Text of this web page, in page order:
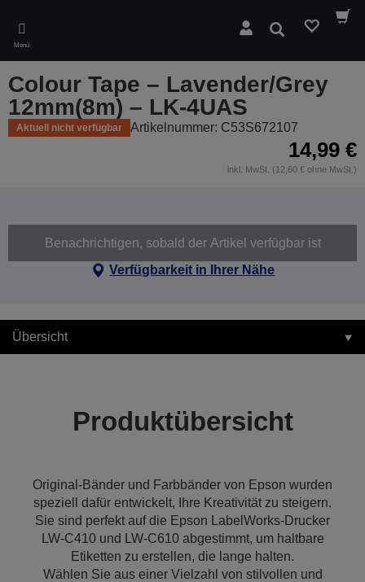
main
content
Menü
Suchen
Colour Tape – Lavender/Grey
12mm(8m) – LK-4UAS
Aktuell nicht verfügbar Artikelnummer: C53S672107
14,99 €
inkl. MwSt. (12,60 € ohne MwSt.)
Benachrichtigen, sobald der Artikel verfügbar ist
Verfügbarkeit in Ihrer Nähe
Übersicht
Produktübersicht
Original-Bänder und Farbbänder von Epson wurden
speziell dafür entwickelt, Ihre Kreativität zu steigern.
Sie sind perfekt auf die Epson LabelWorks-Drucker
LW-C410 und LW-C610 abgestimmt, um haltbare
Etiketten zu erstellen, die lange halten.
Wählen Sie aus einer Vielzahl von stilvollen und